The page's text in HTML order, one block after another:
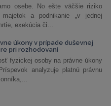
osebe. No ešte väčšie riziko
a podnikanie „v jednej
exekúcia či...
úkony v prípade duševnej
pri rozhodovaní
fyzickej osoby na právne úkony
analyzuje platnú právnu